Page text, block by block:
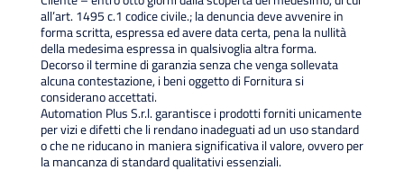
all’art. 1495 c.1 codice civile.; la denuncia deve avvenire in
forma scritta, espressa ed avere data certa, pena la nullità
della medesima espressa in qualsivoglia altra forma.
Decorso il termine di garanzia senza che venga sollevata
alcuna contestazione, i beni oggetto di Fornitura si
considerano accettati.
Automation Plus S.r.l. garantisce i prodotti forniti unicamente
per vizi e difetti che li rendano inadeguati ad un uso standard
o che ne riducano in maniera significativa il valore, ovvero per
la mancanza di standard qualitativi essenziali.